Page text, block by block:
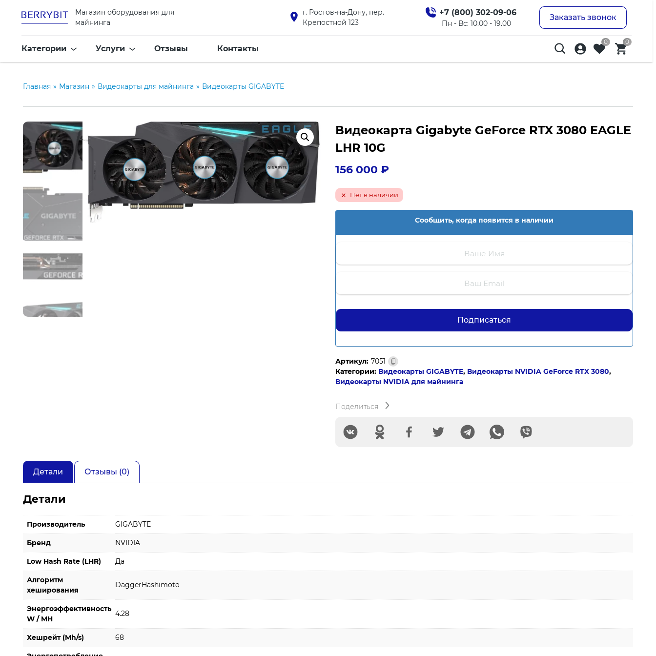
Магазин оборудования для
майнинга
г. Ростов-на-Дону, пер.
Крепостной 123
+7 (800) 302-09-06
Пн - Вс: 10.00 - 19.00
Заказать звонок
Категории Услуги Отзывы Контакты
0 0
Главная » Магазин » Видеокарты для майнинга » Видеокарты GIGABYTE
Видеокарта Gigabyte GeForce RTX 3080 EAGLE
LHR 10G
156 000 ₽
Нет в наличии
Сообщить, когда появится в наличии
Артикул: 7051
Категории: Видеокарты GIGABYTE, Видеокарты NVIDIA GeForce RTX 3080,
Видеокарты NVIDIA для майнинга
Поделиться
Детали Отзывы (0)
Детали
Производитель GIGABYTE
Бренд NVIDIA
Low Hash Rate (LHR) Да
Алгоритм
хеширования
DaggerHashimoto
Энергоэффективность
W / MH
4.28
Хешрейт (Mh/s) 68